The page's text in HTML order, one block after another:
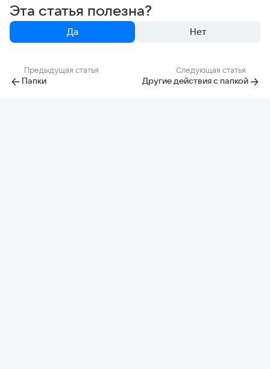
Эта статья полезна?
Да Нет
Предыдущая статья
Папки
Следующая статья
Другие действия с папкой